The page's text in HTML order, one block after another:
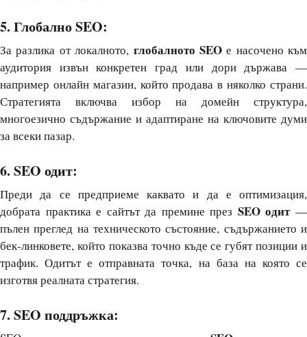
5. Глобално SEO:
За разлика от локалното, глобалното SEOе насочено към
аудитория извън конкретен град или дори държава —
например онлайн магазин, който продава в няколко страни.
Стратегията включва избор на домейн структура,
многоезично съдържание и адаптиране на ключовите думи
за всеки пазар.
6. SEO одит:
Преди да се предприеме каквато и да е оптимизация,
добрата практика е сайтът да премине през SEO одит—
пълен преглед на техническото състояние, съдържанието и
бек-линковете, който показва точно къде се губят позиции и
трафик. Одитът е отправната точка, на база на която се
изготвя реалната стратегия.
7. SEO поддръжка: